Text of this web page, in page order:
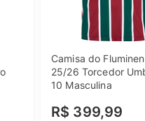
Camisa do
25/26 Torcedor
10 Masculina
R$ 399,99